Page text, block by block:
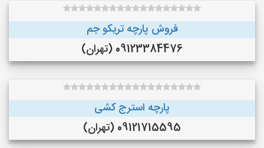
فروش پارچه تریکو جم
09123384476 (تهران)
پارچه استرج کشی
09121715595 (تهران)